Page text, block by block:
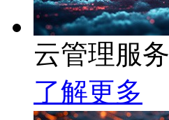
云管理服务
了解更多